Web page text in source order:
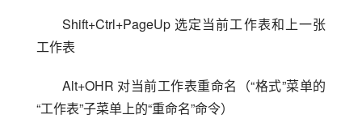
Shift+Ctrl+PageUp 选定当前工作表和上一张
工作表
Alt+OHR 对当前工作表重命名（“格式”菜单的
“工作表”子菜单上的“重命名”命令）